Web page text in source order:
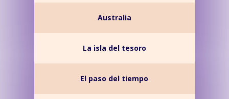
Australia
La isla del tesoro
El paso del tiempo